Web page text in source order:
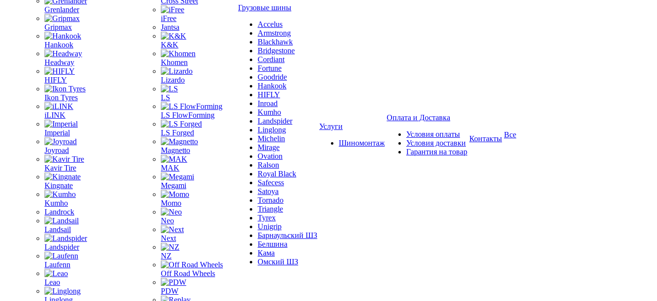
Grenlander
Gripmax
Hankook
Headway
HIFLY
Ikon Tyres
iLINK
Imperial
Joyroad
Kavir Tire
Kingnate
Kumho
Landrock
Landsail
Landspider
Laufenn
Leao
iFree
Jantsa
K&K
Khomen
Lizardo
LS
LS FlowForming
LS Forged
Magnetto
MAK
Megami
Momo
Neo
Next
NZ
Off Road Wheels
PDW
Грузовые шины
Accelus
Armstrong
Blackhawk
Bridgestone
Cordiant
Fortune
Goodride
Hankook
HIFLY
Inroad
Kumho
Landspider
Linglong
Michelin
Mirage
Ovation
Ralson
Royal Black
Safecess
Satoya
Tornado
Triangle
Tyrex
Unigrip
Барнаульский ШЗ
Белшина
Кама
Омский ШЗ
Услуги
Шиномонтаж
Оплата и Доставка
Условия оплаты
Условия доставки
Гарантия на товар
Контакты Все